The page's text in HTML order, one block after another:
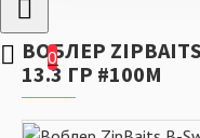
0
ВОБЛЕР
13.3 ГР #100M